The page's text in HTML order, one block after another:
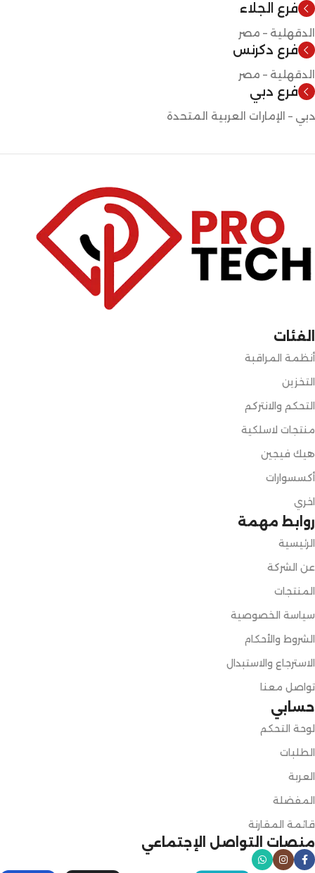
فرع الجلاء
الدقهلية – مصر
فرع دكرنس
الدقهلية – مصر
فرع دبي
دبي – الإمارات العربية المتحدة
الفئات
أنظمة المراقبة
التخزين
التحكم والانتركم
منتجات لاسلكية
هيك فيجين
أكسسوارات
اخري
روابط مهمة
الرئيسية
عن الشركة
المنتجات
سياسة الخصوصية
الشروط والأحكام
الاسترجاع والاستبدال
تواصل معنا
حسابي
لوحة التحكم
الطلبات
العربة
المفضلة
قائمة المقارنة
منصات التواصل الإجتماعي